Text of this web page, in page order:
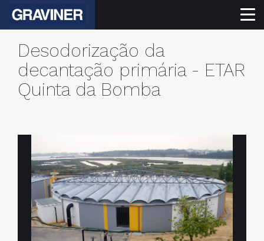
Desodorização da
decantação primária - ETAR
Quinta da Bomba